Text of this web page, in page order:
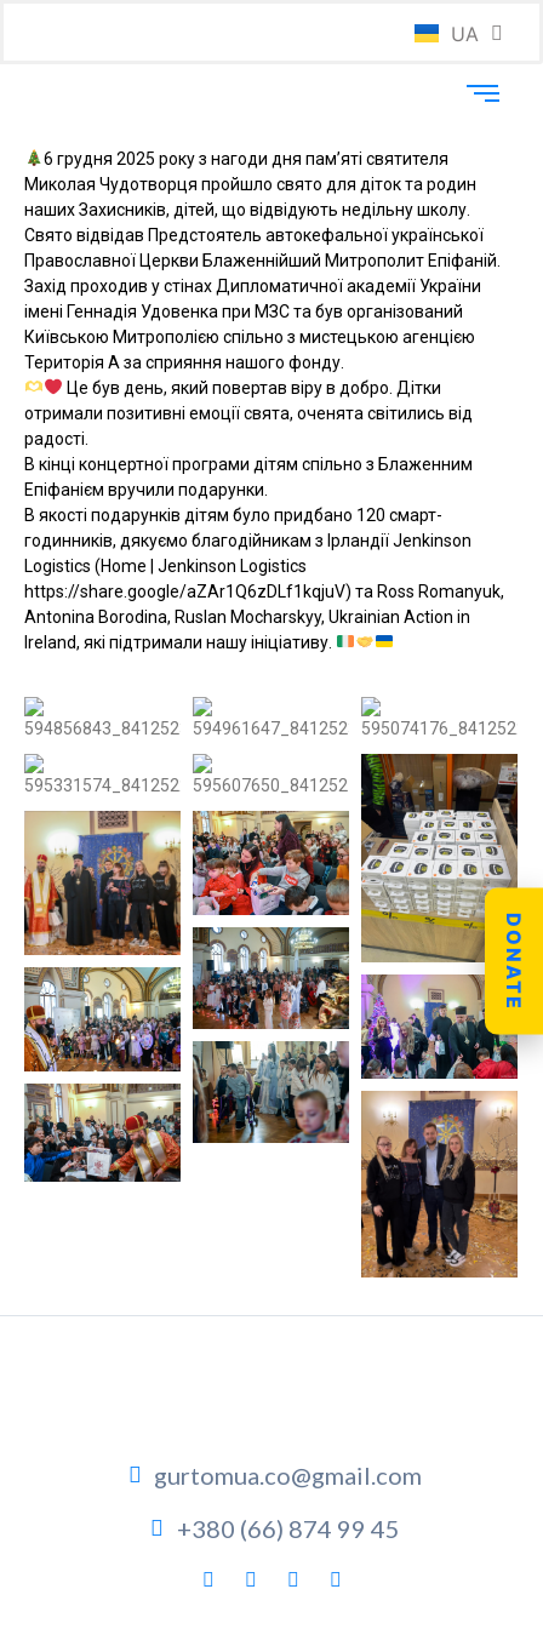
UA
EN
6 грудня 2025 року з нагоди дня пам’яті святителя
Миколая Чудотворця пройшло свято для діток та родин
наших Захисників, дітей, що відвідують недільну школу.
Свято відвідав Предстоятель автокефальної української
Православної Церкви Блаженнійший Митрополит Епіфаній.
Захід проходив у стінах Дипломатичної академії України
імені Геннадія Удовенка при МЗС та був організований
Київською Митрополією спільно з мистецькою агенцією
Територія А за сприяння нашого фонду.
Це був день, який повертав віру в добро. Дітки
отримали позитивні емоції свята, оченята світились від
радості.
В кінці концертної програми дітям спільно з Блаженним
Епіфанієм вручили подарунки.
В якості подарунків дітям було придбано 120 смарт-
годинників, дякуємо благодійникам з Ірландії Jenkinson
Logistics (Home | Jenkinson Logistics
https://share.google/aZAr1Q6zDLf1kqjuV) та Ross Romanyuk,
Antonina Borodina, Ruslan Mocharskyy, Ukrainian Action in
Ireland, які підтримали нашу ініціативу.
gurtomua.co@gmail.com
+380 (66) 874 99 45
DONATE